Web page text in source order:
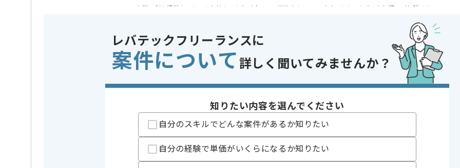
この案件のポイント 業務内容
ゲーム開発
特徴
参画実績あり , 従業員1000名以上の会社 , ゲーム好き歓迎
大手ゲーム会社でのソーシャルゲーム運営案件に携わって頂きます。
ゲームが大好きで、ゲーム制作に熱い情熱のある方が多い現場です。
担当箇所が細分化されていますので、
なにかに特化した経験、もしくは意欲がある方ですとよりマッチ致します。
レバテックフリーランスに
案件について 詳しく聞いてみませんか？
知りたい内容を選んでください
自分のスキルでどんな案件があるか知りたい
自分の経験で単価がいくらになるか知りたい